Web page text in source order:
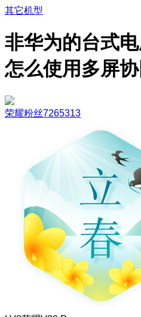
其它机型
非华为的台式
怎么使用多屏
荣耀粉丝7265313